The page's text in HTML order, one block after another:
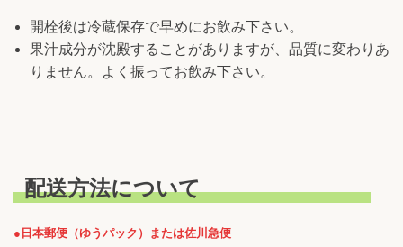
開栓後は冷蔵保存で早めにお飲み下さい。
果汁成分が沈殿することがありますが、品質に変わりあ
りません。よく振ってお飲み下さい。
配送方法について
●日本郵便（ゆうパック）または佐川急便